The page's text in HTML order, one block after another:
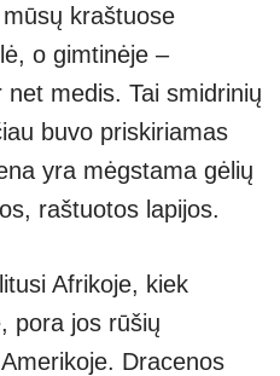
ar
e
kraštuose
o gimtinėje –
medis. Tai smidrinių
buvo priskiriamas
yra mėgstama gėlių
raštuotos lapijos.
Afrikoje, kiek
pora jos rūšių
Dracenos